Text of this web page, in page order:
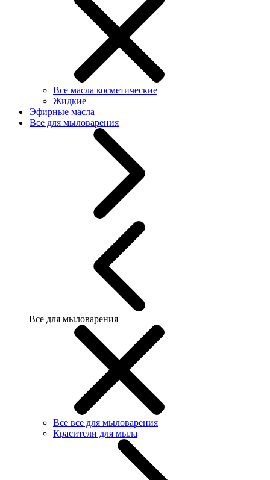
Все масла косметические
Жидкие
Эфирные масла
Все для мыловарения
Все для мыловарения
Все все для мыловарения
Красители для мыла